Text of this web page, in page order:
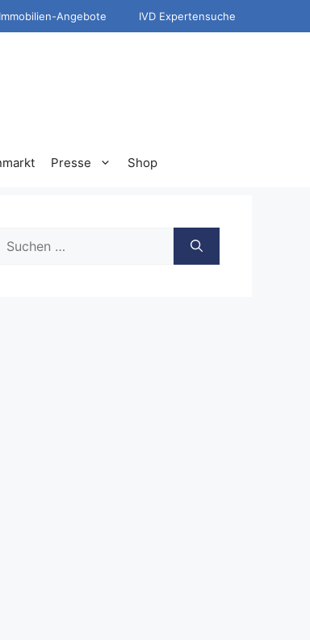
Immobilien-Angebote IVD Expertensuche
Presse Shop
nach: